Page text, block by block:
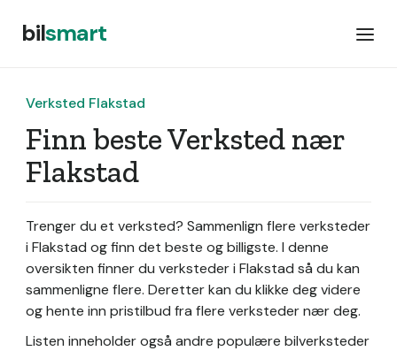
bilsmart
Verksted Flakstad
Finn beste Verksted nær
Flakstad
Trenger du et verksted? Sammenlign flere verksteder
i Flakstad og finn det beste og billigste. I denne
oversikten finner du verksteder i Flakstad så du kan
sammenligne flere. Deretter kan du klikke deg videre
og hente inn pristilbud fra flere verksteder nær deg.
Listen inneholder også andre populære bilverksteder